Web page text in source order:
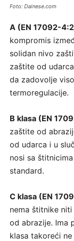
Foto: Dainese.com
A (EN 17092-
kompromis
solidan nivo
zaštite od
da zadovolje
termoregulacije.
B klasa (EN
zaštite od
od udarca i u
nosi sa
standard.
C klasa (EN
nema štitnike
od abrazije. Ima
klasa takoreći